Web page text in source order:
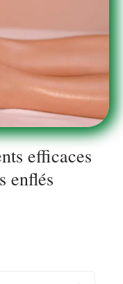
efficaces
enflés